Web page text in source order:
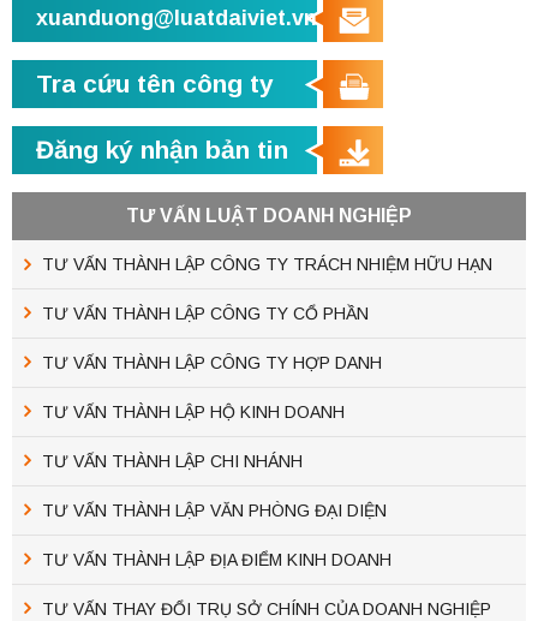
xuanduong@luatdaiviet.vn
Tra cứu tên công ty
Đăng ký nhận bản tin
TƯ VẤN LUẬT DOANH NGHIỆP
TƯ VẤN THÀNH LẬP CÔNG TY TRÁCH NHIỆM HỮU HẠN
TƯ VẤN THÀNH LẬP CÔNG TY CỔ PHẦN
TƯ VẤN THÀNH LẬP CÔNG TY HỢP DANH
TƯ VẤN THÀNH LẬP HỘ KINH DOANH
TƯ VẤN THÀNH LẬP CHI NHÁNH
TƯ VẤN THÀNH LẬP VĂN PHÒNG ĐẠI DIỆN
TƯ VẤN THÀNH LẬP ĐỊA ĐIỂM KINH DOANH
TƯ VẤN THAY ĐỔI TRỤ SỞ CHÍNH CỦA DOANH NGHIỆP